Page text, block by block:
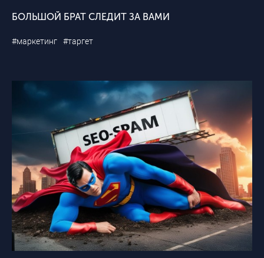
БОЛЬШОЙ БРАТ СЛЕДИТ ЗА ВАМИ
#маркетинг #таргет